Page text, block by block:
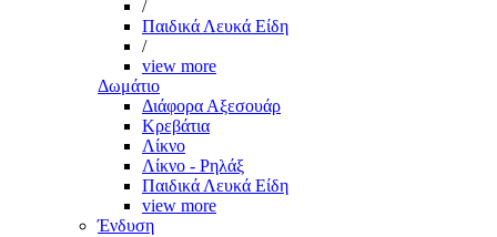
/
Παιδικά Λευκά Είδη
/
view more
Δωμάτιο
Διάφορα Αξεσουάρ
Κρεβάτια
Λίκνο
Λίκνο - Ρηλάξ
Παιδικά Λευκά Είδη
view more
Ένδυση